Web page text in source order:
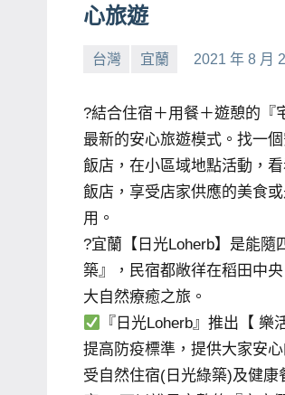
賓、
金
號
節
目
班
底、
外
景
節
目
主
持、
心旅遊
台灣 宜蘭
2021 年 8 月
?結合住宿＋用餐＋遊憩的『
最新的安心旅遊模式。找一
飯店，在小區域地點活動，
飯店，享受店家供應的美食
用。
?宜蘭【日光Loherb】是能隨
築』，民宿都敞徉在稻田中
大自然療癒之旅。
『日光Loherb』推出【 樂
提高防疫標準，提供大家安
受自然住宿(日光綠築)及健康